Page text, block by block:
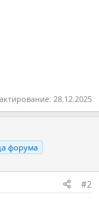
28.12.2025
форума
#2